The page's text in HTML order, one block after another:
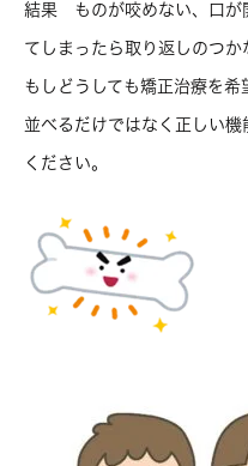
結果 ものが咬めない、口が
てしまったら取り返しのつか
もしどうしても矯正治療を
並べるだけではなく正しい
ください。